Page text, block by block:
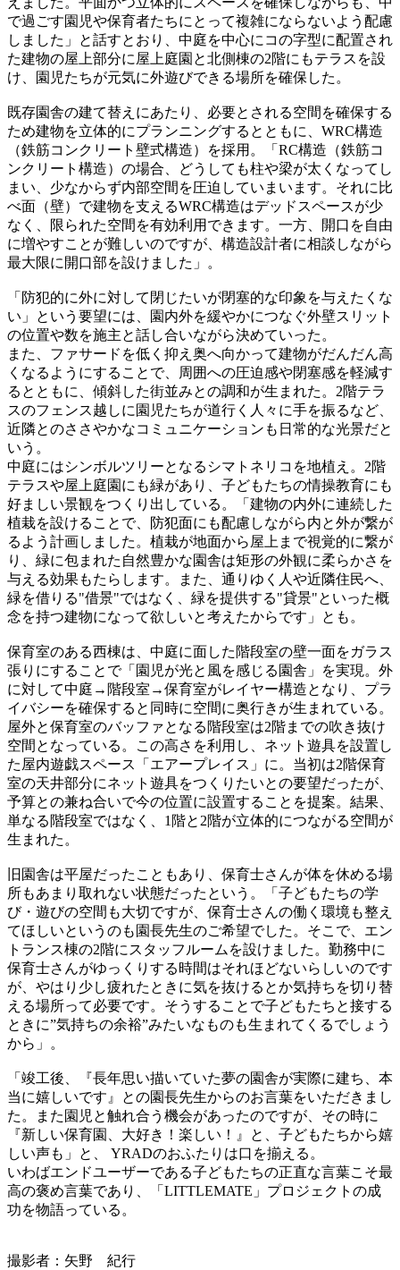
で過ごす園児や保育者たちにとって複雑にならないよう配慮
しました」と話すとおり、中庭を中心にコの字型に配置され
た建物の屋上部分に屋上庭園と北側棟の2階にもテラスを設
け、園児たちが元気に外遊びできる場所を確保した。
既存園舎の建て替えにあたり、必要とされる空間を確保する
ため建物を立体的にプランニングするとともに、WRC構造
（鉄筋コンクリート壁式構造）を採用。「RC構造（鉄筋コ
ンクリート構造）の場合、どうしても柱や梁が太くなってし
まい、少なからず内部空間を圧迫していまいます。それに比
べ面（壁）で建物を支えるWRC構造はデッドスペースが少
なく、限られた空間を有効利用できます。一方、開口を自由
に増やすことが難しいのですが、構造設計者に相談しながら
最大限に開口部を設けました」。
「防犯的に外に対して閉じたいが閉塞的な印象を与えたくな
い」という要望には、園内外を緩やかにつなぐ外壁スリット
の位置や数を施主と話し合いながら決めていった。
また、ファサードを低く抑え奥へ向かって建物がだんだん高
くなるようにすることで、周囲への圧迫感や閉塞感を軽減す
るとともに、傾斜した街並みとの調和が生まれた。2階テラ
スのフェンス越しに園児たちが道行く人々に手を振るなど、
近隣とのささやかなコミュニケーションも日常的な光景だと
いう。
中庭にはシンボルツリーとなるシマトネリコを地植え。2階
テラスや屋上庭園にも緑があり、子どもたちの情操教育にも
好ましい景観をつくり出している。「建物の内外に連続した
植栽を設けることで、防犯面にも配慮しながら内と外が繋が
るよう計画しました。植栽が地面から屋上まで視覚的に繋が
り、緑に包まれた自然豊かな園舎は矩形の外観に柔らかさを
与える効果もたらします。また、通りゆく人や近隣住民へ、
緑を借りる"借景"ではなく、緑を提供する"貸景"といった概
念を持つ建物になって欲しいと考えたからです」とも。
保育室のある西棟は、中庭に面した階段室の壁一面をガラス
張りにすることで「園児が光と風を感じる園舎」を実現。外
に対して中庭→階段室→保育室がレイヤー構造となり、プラ
イバシーを確保すると同時に空間に奥行きが生まれている。
屋外と保育室のバッファとなる階段室は2階までの吹き抜け
空間となっている。この高さを利用し、ネット遊具を設置し
た屋内遊戯スペース「エアープレイス」に。当初は2階保育
室の天井部分にネット遊具をつくりたいとの要望だったが、
予算との兼ね合いで今の位置に設置することを提案。結果、
単なる階段室ではなく、1階と2階が立体的につながる空間が
生まれた。
旧園舎は平屋だったこともあり、保育士さんが体を休める場
所もあまり取れない状態だったという。「子どもたちの学
び・遊びの空間も大切ですが、保育士さんの働く環境も整え
てほしいというのも園長先生のご希望でした。そこで、エン
トランス棟の2階にスタッフルームを設けました。勤務中に
保育士さんがゆっくりする時間はそれほどないらしいのです
が、やはり少し疲れたときに気を抜けるとか気持ちを切り替
える場所って必要です。そうすることで子どもたちと接する
ときに”気持ちの余裕”みたいなものも生まれてくるでしょう
から」。
「竣工後、『長年思い描いていた夢の園舎が実際に建ち、本
当に嬉しいです』との園長先生からのお言葉をいただきまし
た。また園児と触れ合う機会があったのですが、その時に
『新しい保育園、大好き！楽しい！』と、子どもたちから嬉
しい声も」と、 YRADのおふたりは口を揃える。
いわばエンドユーザーである子どもたちの正直な言葉こそ最
高の褒め言葉であり、「LITTLEMATE」プロジェクトの成
功を物語っている。
撮影者：矢野 紀行